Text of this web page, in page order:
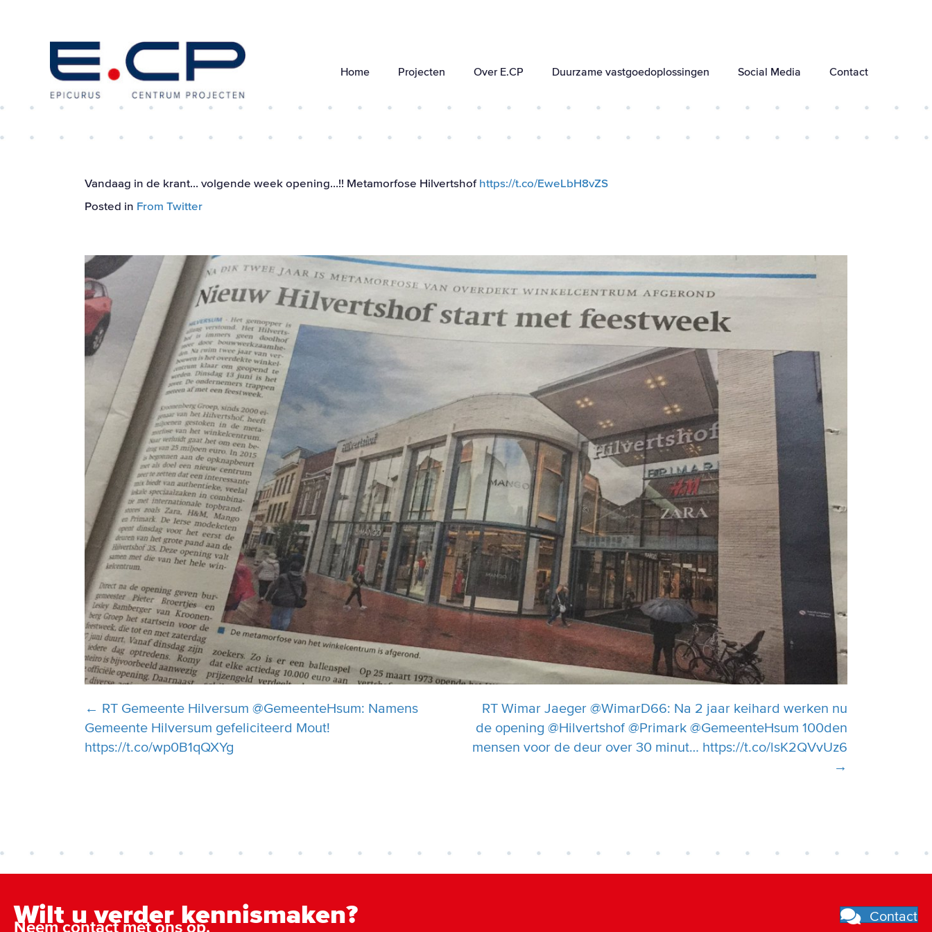
Home Projecten Over E.CP Duurzame vastgoedoplossingen Social Media Contact
Vandaag in de krant… volgende week opening…!! Metamorfose Hilvertshof https://t.co/EweLbH8vZS
Posted in From Twitter
Posts
navigation
← RT Gemeente Hilversum @GemeenteHsum: Namens
Gemeente Hilversum gefeliciteerd Mout!
https://t.co/wp0B1qQXYg
RT Wimar Jaeger @WimarD66: Na 2 jaar keihard werken nu
de opening @Hilvertshof @Primark @GemeenteHsum 100den
mensen voor de deur over 30 minut… https://t.co/lsK2QVvUz6
→
Wilt u verder kennismaken?
Neem contact met ons op.
Contact